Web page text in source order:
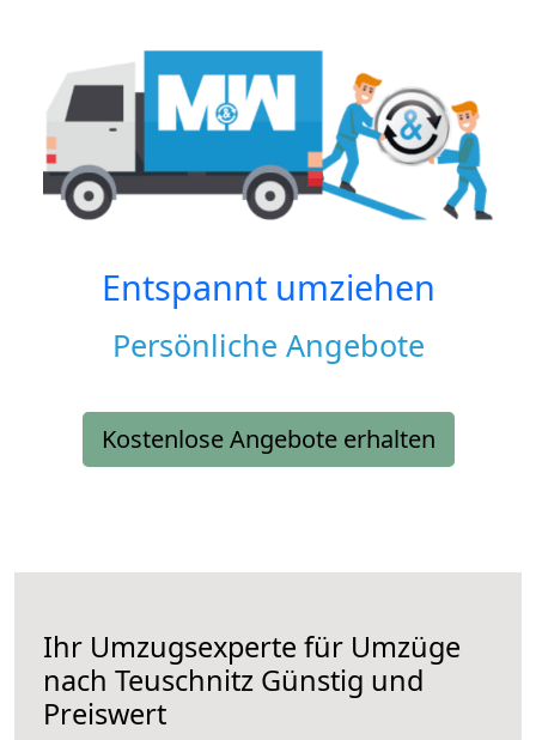
Entspannt umziehen
Persönliche Angebote
Kostenlose Angebote erhalten
Ihr Umzugsexperte für Umzüge
nach Teuschnitz Günstig und
Preiswert